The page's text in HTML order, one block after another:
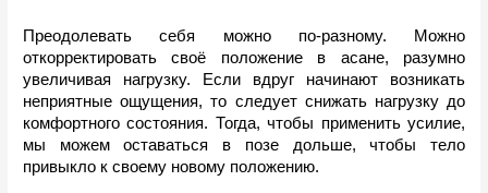
Преодолевать себя можно по-разному. Можно
откорректировать своё положение в асане, разумно
увеличивая нагрузку. Если вдруг начинают возникать
неприятные ощущения, то следует снижать нагрузку до
комфортного состояния. Тогда, чтобы применить усилие,
мы можем оставаться в позе дольше, чтобы тело
привыкло к своему новому положению.